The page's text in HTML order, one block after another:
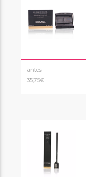
antes
35,75€